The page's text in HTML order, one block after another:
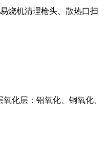
烧机清理枪头、散热口扫
化层：铝氧化、铜氧化、